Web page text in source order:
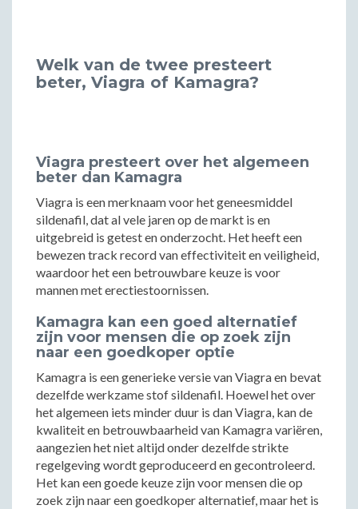
Welk van de twee presteert
beter, Viagra of Kamagra?
Viagra presteert over het algemeen
beter dan Kamagra
Viagra is een merknaam voor het geneesmiddel
sildenafil, dat al vele jaren op de markt is en
uitgebreid is getest en onderzocht. Het heeft een
bewezen track record van effectiviteit en veiligheid,
waardoor het een betrouwbare keuze is voor
mannen met erectiestoornissen.
Kamagra kan een goed alternatief
zijn voor mensen die op zoek zijn
naar een goedkoper optie
Kamagra is een generieke versie van Viagra en bevat
dezelfde werkzame stof sildenafil. Hoewel het over
het algemeen iets minder duur is dan Viagra, kan de
kwaliteit en betrouwbaarheid van Kamagra variëren,
aangezien het niet altijd onder dezelfde strikte
regelgeving wordt geproduceerd en gecontroleerd.
Het kan een goede keuze zijn voor mensen die op
zoek zijn naar een goedkoper alternatief, maar het is